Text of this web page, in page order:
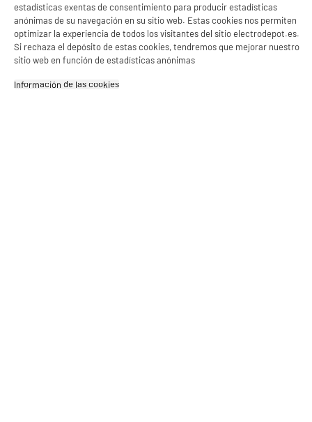
estadísticas exentas de consentimiento para producir estadísticas
anónimas de su navegación en su sitio web. Estas cookies nos permiten
optimizar la experiencia de todos los visitantes del sitio electrodepot.es.
Si rechaza el depósito de estas cookies, tendremos que mejorar nuestro
sitio web en función de estadísticas anónimas
Información de las cookies‎